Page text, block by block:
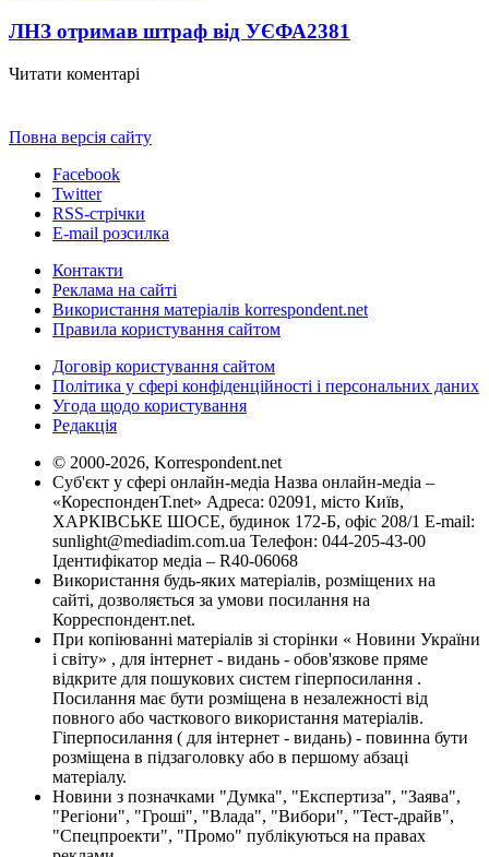
ЛНЗ отримав штраф від УЄФА2381
Читати коментарі
Повна версія сайту
Facebook
Twitter
RSS-стрічки
E-mail розсилка
Контакти
Реклама на сайті
Використання матеріалів korrespondent.net
Правила користування сайтом
Договір користування сайтом
Політика у сфері конфіденційності і персональних даних
Угода щодо користування
Редакція
© 2000-2026, Korrespondent.net
Суб'єкт у сфері онлайн-медіа Назва онлайн-медіа –
«КореспонденТ.net» Адреса: 02091, місто Київ,
ХАРКІВСЬКЕ ШОСЕ, будинок 172-Б, офіс 208/1 E-mail:
sunlight@mediadim.com.ua Телефон: 044-205-43-00
Ідентифікатор медіа – R40-06068
Використання будь-яких матеріалів, розміщених на
сайті, дозволяється за умови посилання на
Корреспондент.net.
При копіюванні матеріалів зі сторінки « Новини України
і світу» , для інтернет - видань - обов'язкове пряме
відкрите для пошукових систем гіперпосилання .
Посилання має бути розміщена в незалежності від
повного або часткового використання матеріалів.
Гіперпосилання ( для інтернет - видань) - повинна бути
розміщена в підзаголовку або в першому абзаці
матеріалу.
Новини з позначками "Думка", "Експертиза", "Заява",
"Регіони", "Гроші", "Влада", "Вибори", "Тест-драйв",
"Спецпроекти", "Промо" публікуються на правах